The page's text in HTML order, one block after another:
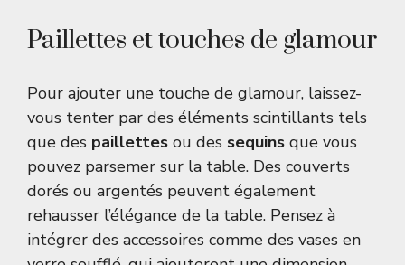
Paillettes et touches de glamour
Pour ajouter une touche de glamour, laissez-
vous tenter par des éléments scintillants tels
que des paillettes ou des sequins que vous
pouvez parsemer sur la table. Des couverts
dorés ou argentés peuvent également
rehausser l’élégance de la table. Pensez à
intégrer des accessoires comme des vases en